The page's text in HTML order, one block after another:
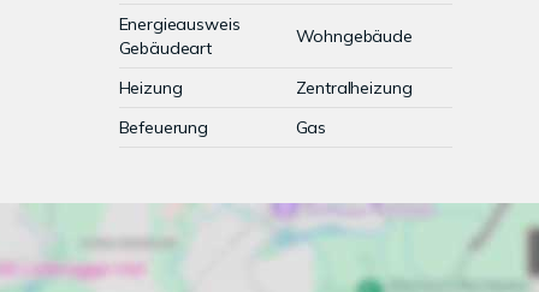
Energieausweis
Gebäudeart
Wohngebäude
Heizung
Zentralheizung
Befeuerung
Gas